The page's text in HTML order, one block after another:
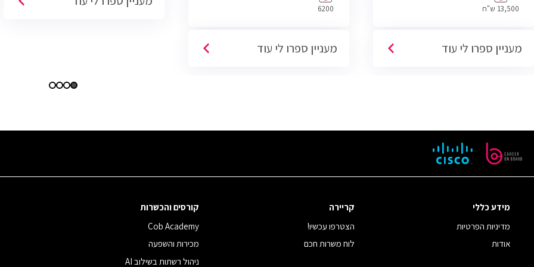
13,500 ש"ח
מעניין ספרו לי עוד
6200
מעניין ספרו לי עוד
פתוחות בשוק והתפקיד מתאים לעבודה
מידע כללי
מדיניות הפרטיות
אודות
קריירה
הצטרפו עכשיו!
לוח משרות חכם
קורסים והכשרות
Cob Academy
מכירות והשפעה
ניהול רשתות בשילוב AI